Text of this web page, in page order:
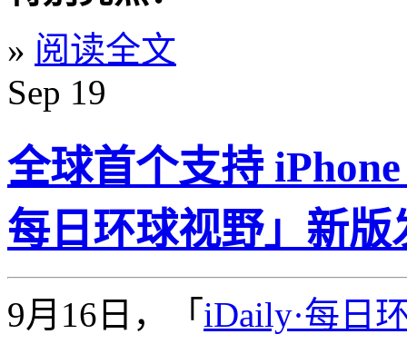
» 阅读全文
Sep 19
全球首个支持
每日环球视野」新版
9月16日，「 iDaily·每日